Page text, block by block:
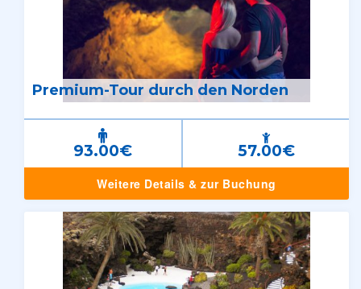
Premium-Tour durch den Norden
93.00€ 57.00€
Weitere Details & zur Buchung